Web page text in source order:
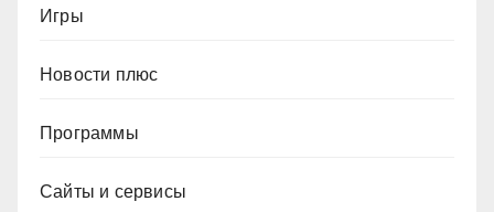
Игры
Новости плюс
Программы
Сайты и сервисы